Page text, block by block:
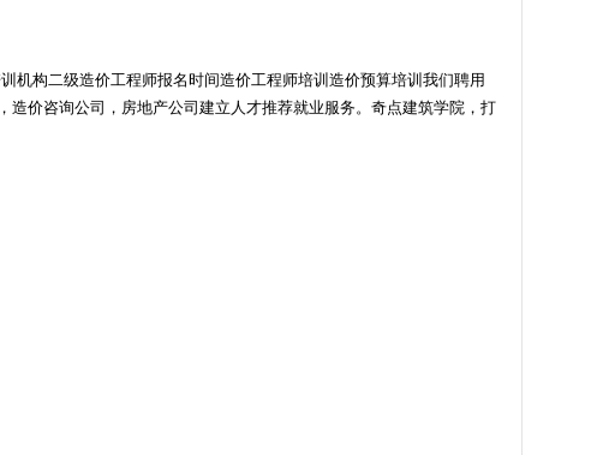
机构二级造价工程师报名时间造价工程师培训造价预算培训我们聘用
价咨询公司，房地产公司建立人才推荐就业服务。奇点建筑学院，打